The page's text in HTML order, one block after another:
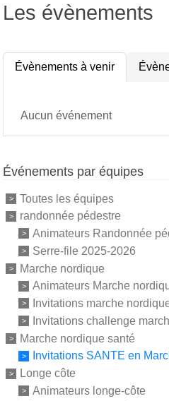
Les évènements
Évènements à venir
Aucun événement
Événements par équipes
Toutes les équipes
randonnée pédestre
Animateurs Randonnée
Serre-file 2025-2026
Marche nordique
Animateurs Marche
Invitations marche
Invitations challenge
Marche nordique santé
Invitations SANTE en
Longe côte
Animateurs longe-côte